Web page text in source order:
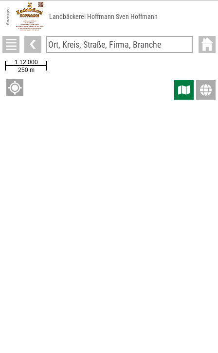
Anzeigen Landbäckerei Hoffmann Sven Hoffmann